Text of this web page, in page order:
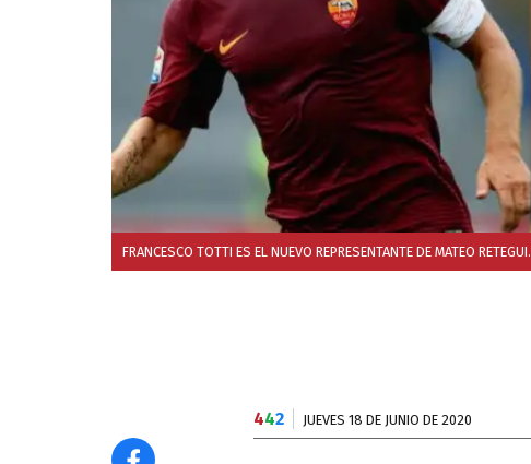
FRANCESCO TOTTI ES EL NUEVO REPRESENTANTE DE MATEO RETEGUI.
442 JUEVES 18 DE JUNIO DE 2020